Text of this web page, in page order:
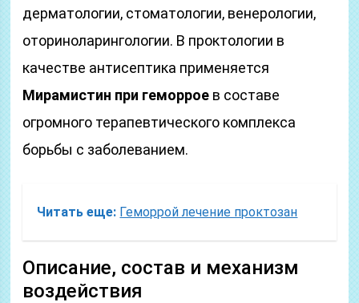
дерматологии, стоматологии, венерологии,
оториноларингологии. В проктологии в
качестве антисептика применяется
Мирамистин при геморрое в составе
огромного терапевтического комплекса
борьбы с заболеванием.
Читать еще: Геморрой лечение проктозан
Описание, состав и механизм
воздействия